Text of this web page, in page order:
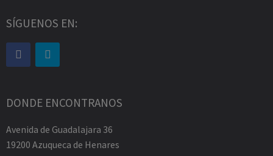
SÍGUENOS EN:
DONDE ENCONTRANOS
Avenida de Guadalajara 36
19200 Azuqueca de Henares